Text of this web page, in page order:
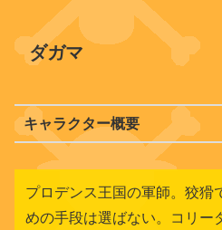
ダガマ
キャラクター概要
プロデンス王国の軍師。狡猾
めの手段は選ばない。コリー